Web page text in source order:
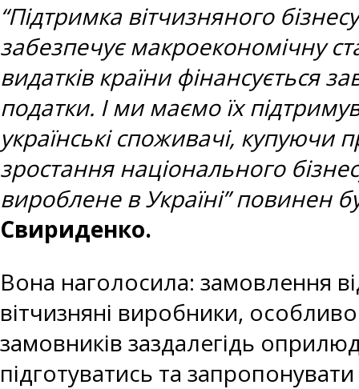
“Підтримка вітчизняного
забезпечує макроекономічну
видатків країни фінансується
податки. І ми маємо їх
українські споживачі, купуючи
зростання національного
вироблене в Україні” повинен
Свириденко.
Вона наголосила: замовлення
вітчизняні виробники,
замовників заздалегідь
підготуватись та